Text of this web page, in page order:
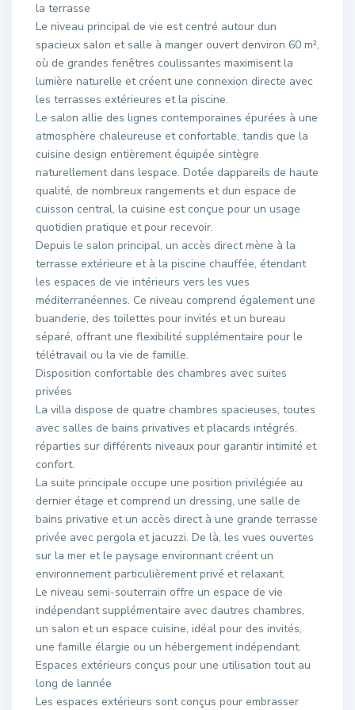
la terrasse
Le niveau principal de vie est centré autour dun
spacieux salon et salle à manger ouvert denviron 60 m²,
où de grandes fenêtres coulissantes maximisent la
lumière naturelle et créent une connexion directe avec
les terrasses extérieures et la piscine.
Le salon allie des lignes contemporaines épurées à une
atmosphère chaleureuse et confortable, tandis que la
cuisine design entièrement équipée sintègre
naturellement dans lespace. Dotée dappareils de haute
qualité, de nombreux rangements et dun espace de
cuisson central, la cuisine est conçue pour un usage
quotidien pratique et pour recevoir.
Depuis le salon principal, un accès direct mène à la
terrasse extérieure et à la piscine chauffée, étendant
les espaces de vie intérieurs vers les vues
méditerranéennes. Ce niveau comprend également une
buanderie, des toilettes pour invités et un bureau
séparé, offrant une flexibilité supplémentaire pour le
télétravail ou la vie de famille.
Disposition confortable des chambres avec suites
privées
La villa dispose de quatre chambres spacieuses, toutes
avec salles de bains privatives et placards intégrés,
réparties sur différents niveaux pour garantir intimité et
confort.
La suite principale occupe une position privilégiée au
dernier étage et comprend un dressing, une salle de
bains privative et un accès direct à une grande terrasse
privée avec pergola et jacuzzi. De là, les vues ouvertes
sur la mer et le paysage environnant créent un
environnement particulièrement privé et relaxant.
Le niveau semi-souterrain offre un espace de vie
indépendant supplémentaire avec dautres chambres,
un salon et un espace cuisine, idéal pour des invités,
une famille élargie ou un hébergement indépendant.
Espaces extérieurs conçus pour une utilisation tout au
long de lannée
Les espaces extérieurs sont conçus pour embrasser